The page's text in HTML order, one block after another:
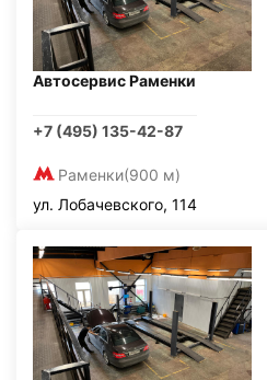
Автосервис Раменки
+7 (495) 135-42-87
Раменки(900 м)
ул. Лобачевского, 114